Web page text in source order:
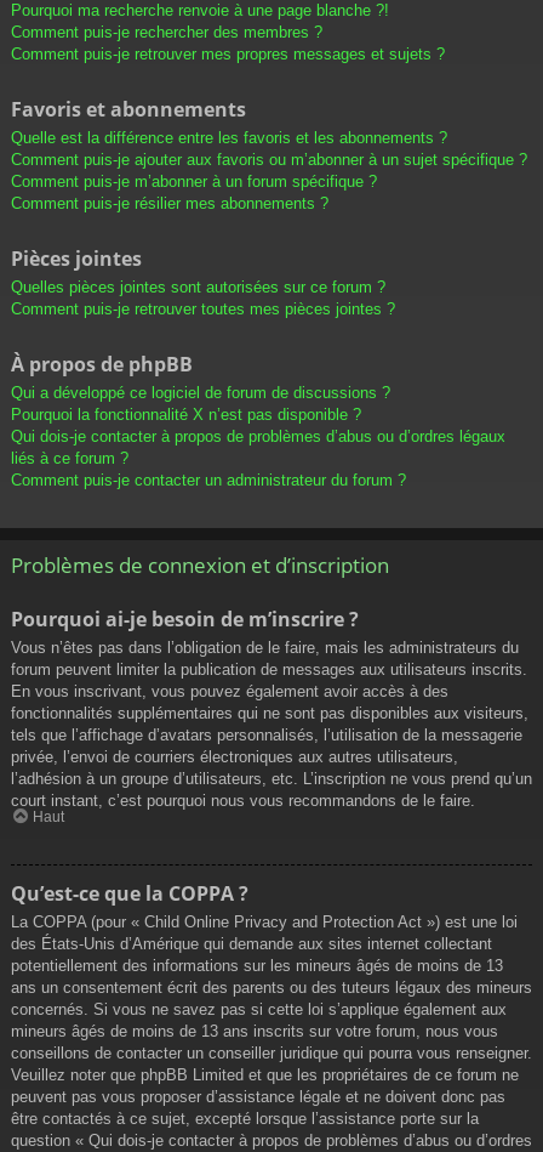
Pourquoi ma recherche renvoie à une page blanche ?!
Comment puis-je rechercher des membres ?
Comment puis-je retrouver mes propres messages et sujets ?
Favoris et abonnements
Quelle est la différence entre les favoris et les abonnements ?
Comment puis-je ajouter aux favoris ou m’abonner à un sujet spécifique ?
Comment puis-je m’abonner à un forum spécifique ?
Comment puis-je résilier mes abonnements ?
Pièces jointes
Quelles pièces jointes sont autorisées sur ce forum ?
Comment puis-je retrouver toutes mes pièces jointes ?
À propos de phpBB
Qui a développé ce logiciel de forum de discussions ?
Pourquoi la fonctionnalité X n’est pas disponible ?
Qui dois-je contacter à propos de problèmes d’abus ou d’ordres légaux
liés à ce forum ?
Comment puis-je contacter un administrateur du forum ?
Problèmes de connexion et d’inscription
Pourquoi ai-je besoin de m’inscrire ?
Vous n’êtes pas dans l’obligation de le faire, mais les administrateurs du
forum peuvent limiter la publication de messages aux utilisateurs inscrits.
En vous inscrivant, vous pouvez également avoir accès à des
fonctionnalités supplémentaires qui ne sont pas disponibles aux visiteurs,
tels que l’affichage d’avatars personnalisés, l’utilisation de la messagerie
privée, l’envoi de courriers électroniques aux autres utilisateurs,
l’adhésion à un groupe d’utilisateurs, etc. L’inscription ne vous prend qu’un
court instant, c’est pourquoi nous vous recommandons de le faire.
Haut
Qu’est-ce que la COPPA ?
La COPPA (pour « Child Online Privacy and Protection Act ») est une loi
des États-Unis d’Amérique qui demande aux sites internet collectant
potentiellement des informations sur les mineurs âgés de moins de 13
ans un consentement écrit des parents ou des tuteurs légaux des mineurs
concernés. Si vous ne savez pas si cette loi s’applique également aux
mineurs âgés de moins de 13 ans inscrits sur votre forum, nous vous
conseillons de contacter un conseiller juridique qui pourra vous renseigner.
Veuillez noter que phpBB Limited et que les propriétaires de ce forum ne
peuvent pas vous proposer d’assistance légale et ne doivent donc pas
être contactés à ce sujet, excepté lorsque l’assistance porte sur la
question « Qui dois-je contacter à propos de problèmes d’abus ou d’ordres